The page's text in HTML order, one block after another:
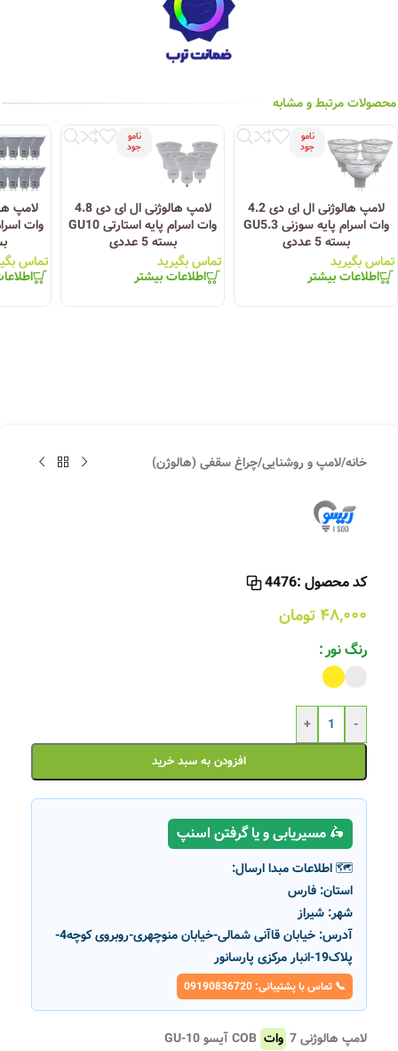
محصولات مرتبط و مشابه
نامو
جود
لامپ هالوژنی ال ای دی 4.2
وات اسرام پایه سوزنی GU5.3
بسته 5 عددی
تماس بگیرید
اطلاعات بیشتر
نامو
جود
لامپ هالوژنی ال ای دی 4.8
وات اسرام پایه استارتی GU10
بسته 5 عددی
تماس بگیرید
اطلاعات بیشتر
تماس
خانه/لامپ و روشنایی/چراغ سقفی (هالوژن)
کد محصول :4476
۴۸,۰۰۰ تومان
رنگ نور
-
+
افزودن به سبد خرید
🛵 مسیریابی و یا گرفتن اسنپ
🗺️ اطلاعات مبدا ارسال:
استان: فارس
شهر: شیراز
آدرس:
خیابان قاآنی شمالی-خیابان منوچهری-روبروی کوچه4-
پلاک19-انبار مرکزی پارسانور
📞 تماس با پشتیبانی: 09190836720
لامپ هالوژنی 7 وات